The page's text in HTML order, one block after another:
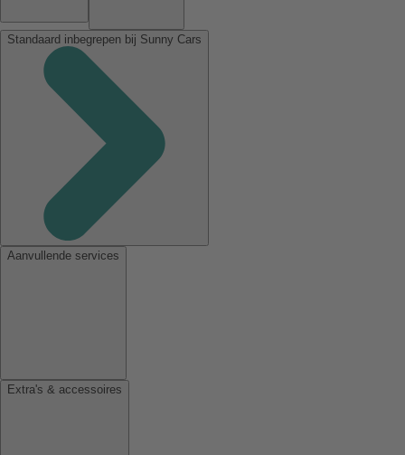
Standaard inbegrepen bij Sunny Cars
Aanvullende services
Extra's & accessoires